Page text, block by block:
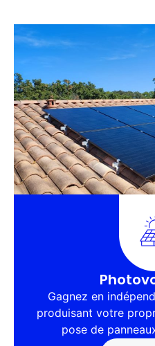
Gagnez en
produisant votre
pose de